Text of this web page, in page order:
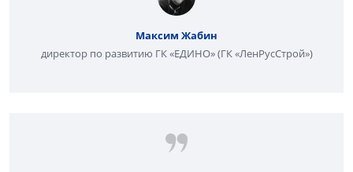
Максим Жабин
директор по развитию ГК «ЕДИНО» (ГК «ЛенРусСтрой»)